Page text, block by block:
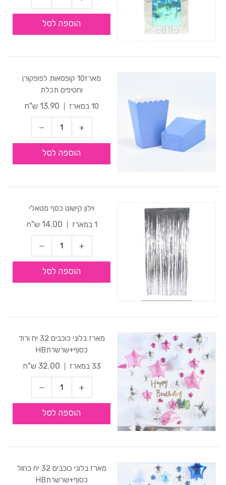
הוספה לסל
מארז10 קופסאות לפופקורן
וחטיפים תכלת
10 במארז
13.90 ש"ח
הוספה לסל
וילון קישוט כסף מטאלי
1 במארז
14.00 ש"ח
הוספה לסל
מארז בלוני כוכבים 32 יח ורוד
כסוף+שרשרתHB
33 במארז
32.00 ש"ח
הוספה לסל
מארז בלוני כוכבים 32 יח כחול
כסוף+שרשרתHB